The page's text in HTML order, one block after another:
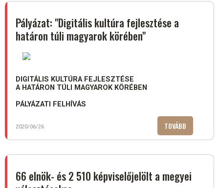
Pályázat: "Digitális kultúra fejlesztése a
határon túli magyarok körében"
DIGITÁLIS KULTÚRA FEJLESZTÉSE
A HATÁRON TÚLI MAGYAROK KÖRÉBEN
PÁLYÁZATI FELHÍVÁS
2020/06/26 TOVÁBB
"DIGITÁLIS
HATÁRON
66 elnök- és 2 510 képviselőjelölt a megyei